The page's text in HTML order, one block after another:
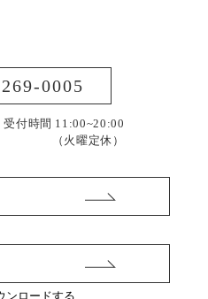
0005
付時間 11:00~20:00
（火曜定休）
ンロードする